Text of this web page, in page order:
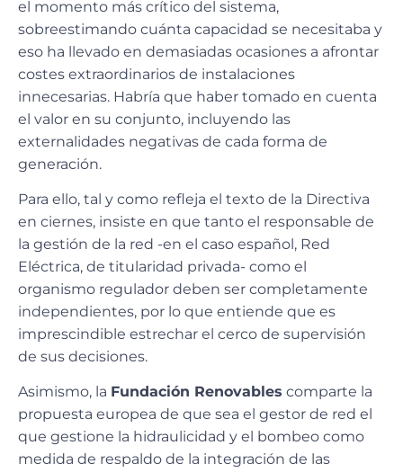
el momento más crítico del sistema,
sobreestimando cuánta capacidad se necesitaba y
eso ha llevado en demasiadas ocasiones a afrontar
costes extraordinarios de instalaciones
innecesarias. Habría que haber tomado en cuenta
el valor en su conjunto, incluyendo las
externalidades negativas de cada forma de
generación.
Para ello, tal y como refleja el texto de la Directiva
en ciernes, insiste en que tanto el responsable de
la gestión de la red -en el caso español, Red
Eléctrica, de titularidad privada- como el
organismo regulador deben ser completamente
independientes, por lo que entiende que es
imprescindible estrechar el cerco de supervisión
de sus decisiones.
Asimismo, la Fundación Renovables comparte la
propuesta europea de que sea el gestor de red el
que gestione la hidraulicidad y el bombeo como
medida de respaldo de la integración de las